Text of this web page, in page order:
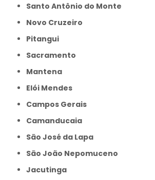
Santo Antônio do Monte
Novo Cruzeiro
Pitangui
Sacramento
Mantena
Elói Mendes
Campos Gerais
Camanducaia
São José da Lapa
São João Nepomuceno
Jacutinga